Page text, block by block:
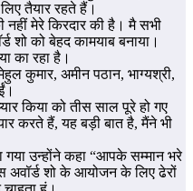
तैयार रहते हैं।
मेरे किरदार की है। मै सभी
शो को बेहद कामयाब बनाया।
का रहा है।
कुमार, अमीन पठान, भाग्यश्री,
किया को तीस साल पूरे हो गए
करते हैं, यह बड़ी बात है, मैंने भी
गया उन्होंने कहा “आपके सम्मान भरे
अवॉर्ड शो के आयोजन के लिए ढेरों